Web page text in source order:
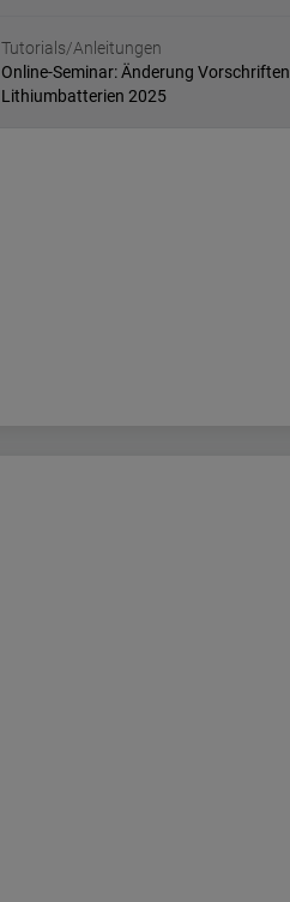
Tutorials/Anleitungen
Online-Seminar: Änderung Vorschriften
Lithiumbatterien 2025